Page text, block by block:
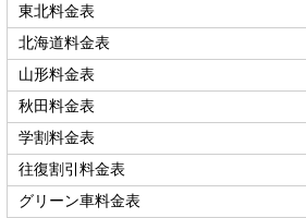
東北料金表
北海道料金表
山形料金表
秋田料金表
学割料金表
往復割引料金表
グリーン車料金表